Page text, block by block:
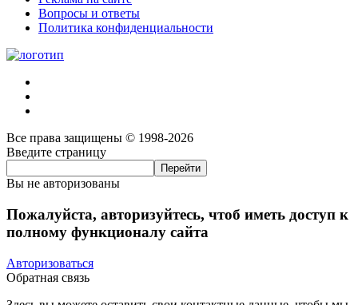
Вопросы и ответы
Политика конфиденциальности
Все права защищены © 1998-2026
Введите страницу
Вы не авторизованы
Пожалуйста, авторизуйтесь, чтоб иметь доступ к
полному функционалу сайта
Авторизоваться
Обратная связь